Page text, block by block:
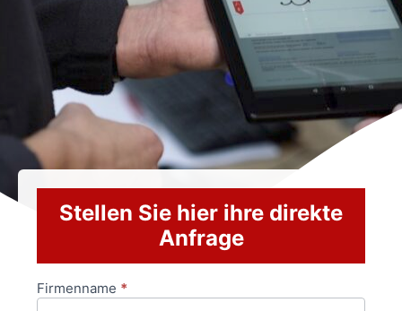
Stellen Sie hier ihre direkte
Anfrage
Anfrageformular
Firmenname *